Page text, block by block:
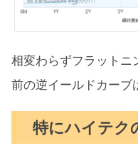
相変わらずフラットニ
前の逆イールドカーブ
特にハイテク